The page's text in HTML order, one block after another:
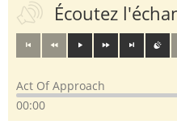
Écoutez
Act Of Approach
00:00